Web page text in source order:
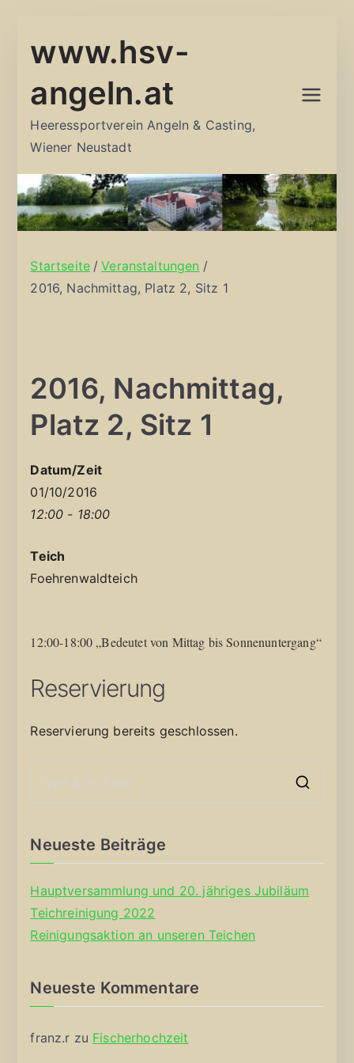
Inhalt
www.hsv-
angeln.at
Heeressportverein Angeln & Casting,
Wiener Neustadt
Startseite
Veranstaltungen
2016, Nachmittag, Platz 2, Sitz 1
2016, Nachmittag,
Platz 2, Sitz 1
Datum/Zeit
01/10/2016
12:00 - 18:00
Teich
Foehrenwaldteich
12:00-18:00 „Bedeutet von Mittag bis Sonnenuntergang“
Reservierung
Reservierung bereits geschlossen.
Neueste Beiträge
Hauptversammlung und 20. jähriges Jubiläum
Teichreinigung 2022
Reinigungsaktion an unseren Teichen
Neueste Kommentare
franz.r zu Fischerhochzeit